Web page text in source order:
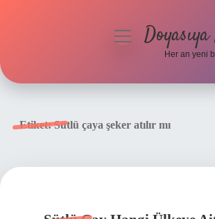
menüyü
Her an yeni
Etiket:Sütlü çaya şeker atılır mı